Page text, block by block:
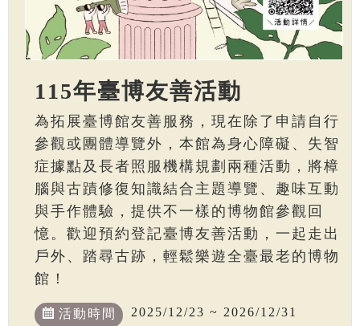
115年臺博友善活動
為拓展臺博館友善服務，現在除了申請自行
參觀或團體導覽外，本館為身心障礙、失智
症據點及長者照服機構規劃兩種活動，將樟
腦與古蹟修復知識結合主題導覽、趣味互動
與手作體驗，提供不一樣的博物館參觀回
憶。歡迎預約登記臺博友善活動，一起走出
戶外、踏尋古跡，輕鬆樂遊全臺最老的博物
館！
活動時間 2025/12/23 ~ 2026/12/31